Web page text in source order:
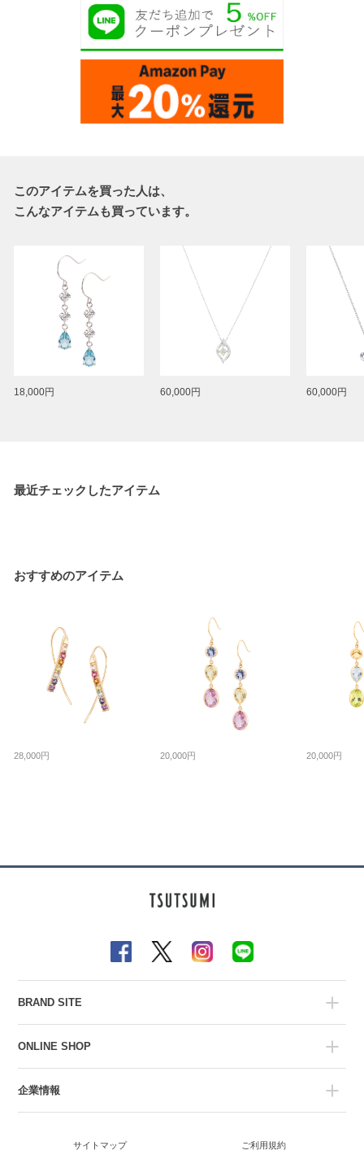
このアイテムを買った人は、
こんなアイテムも買っています。
18,000円 60,000円 60,000円
最近チェックしたアイテム
おすすめのアイテム
28,000円 20,000円 20,000円
BRAND SITE
ONLINE SHOP
企業情報
サイトマップ ご利用規約